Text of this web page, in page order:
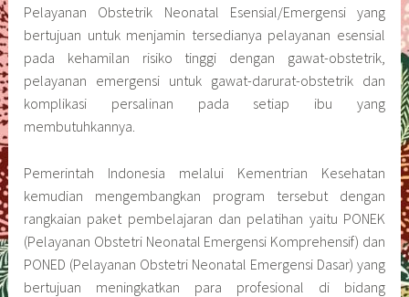
Pelayanan Obstetrik Neonatal Esensial/Emergensi yang
bertujuan untuk menjamin tersedianya pelayanan esensial
pada kehamilan risiko tinggi dengan gawat-obstetrik,
pelayanan emergensi untuk gawat-darurat-obstetrik dan
komplikasi persalinan pada setiap ibu yang
membutuhkannya.
Pemerintah Indonesia melalui Kementrian Kesehatan
kemudian mengembangkan program tersebut dengan
rangkaian paket pembelajaran dan pelatihan yaitu PONEK
(Pelayanan Obstetri Neonatal Emergensi Komprehensif) dan
PONED (Pelayanan Obstetri Neonatal Emergensi Dasar) yang
bertujuan meningkatkan para profesional di bidang